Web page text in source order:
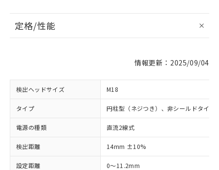
定格/性能
情報更新：2025/09/04
検出ヘッドサイズ M18
タイプ 円柱型（ネジつき）、非シールドタイプ
電源の種類 直流2線式
検出距離 14mm ±10%
設定距離 0～11.2mm